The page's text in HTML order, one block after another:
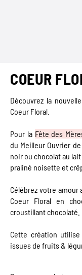
COEUR
Découvrez la
Coeur Floral.
Pour la Fête des
du Meilleur Ouvrier
noir ou chocolat au
praliné noisette et
Célébrez votre
Coeur Floral en
croustillant chocolaté.
Cette création
issues de fruits &